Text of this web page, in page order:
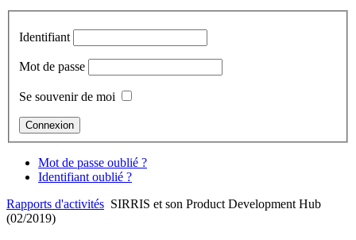
Identifiant
Mot de passe
Se souvenir de moi
Mot de passe oublié ?
Identifiant oublié ?
Rapports d'activités SIRRIS et son Product Development Hub
(02/2019)